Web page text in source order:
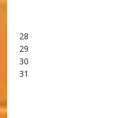
28
29
30
31